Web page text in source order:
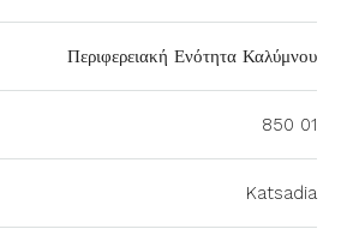
Περιφερειακή Ενότητα Καλύμνου
850 01
Katsadia